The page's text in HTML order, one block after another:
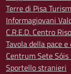
Terre di Pisa
Informagiovani
C.R.E.D. Centro
Tavola della pace
Centrum Sete
Sportello stranieri